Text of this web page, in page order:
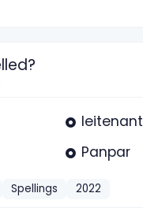
leitenant
Panpar
Spellings 2022